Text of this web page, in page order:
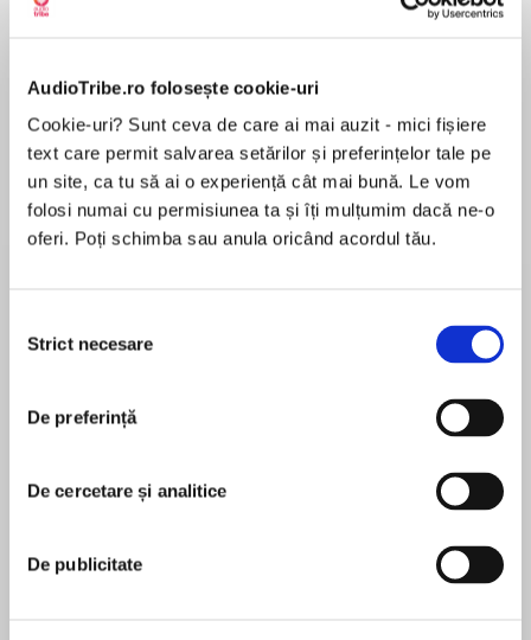
AudioTribe.ro folosește cookie-uri
Cookie-uri? Sunt ceva de care ai mai auzit - mici fișiere
text care permit salvarea setărilor și preferințelor tale pe
un site, ca tu să ai o experiență cât mai bună. Le vom
folosi numai cu permisiunea ta și îți mulțumim dacă ne-o
oferi. Poți schimba sau anula oricând acordul tău.
consimțământului
Strict necesare
De preferință
De cercetare și analitice
De publicitate
de...
Dani Francis
la...
Lauren Weisberger
Desprecarte
Ultimate soldier. Ultimate mission. But can the
30 April 1980: six well-armed terrorists seize the
Iranian Embassy in London. Nineteen Iranian
nationals and four British citizens are captured.
Subsequent negotiations see some hostages
released, but when, on the fifth day of the
body dumped outside, the time for negotiation
În acest moment nu există recenzii
Shaun Clarke
‘Shaun Clarke’ is the pen name of a British author
who emigrated to Australia aged 19, serving for 6